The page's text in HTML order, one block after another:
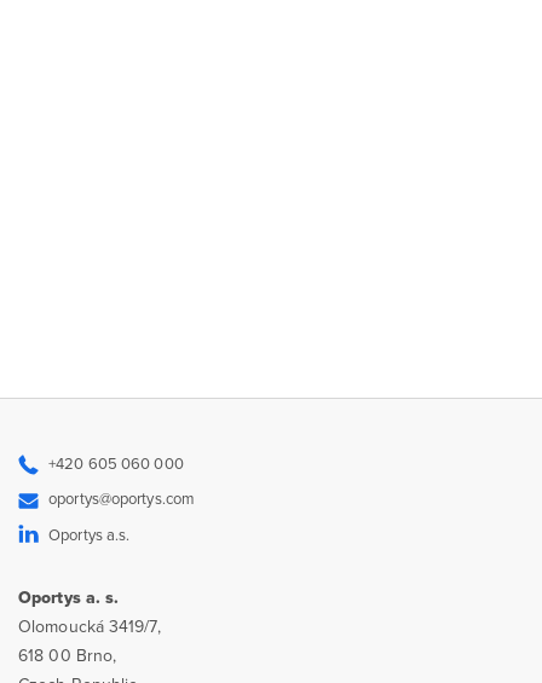
+420 605 060 000
oportys@oportys.com
Oportys a.s.
Oportys a. s.
Olomoucká 3419/7,
618 00 Brno,